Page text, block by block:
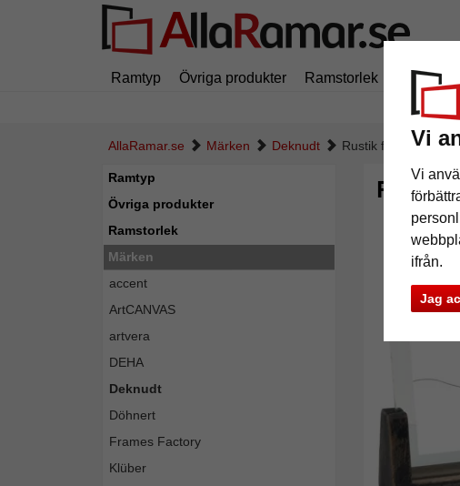
Vi
Vi
ifrån.
Jag
Ramtyp Övriga produkter Ramstorlek Märken
AllaRamar.se Märken Deknudt Rustik fotohållare
Ramtyp
Övriga produkter
Ramstorlek
Märken
accent
ArtCANVAS
artvera
DEHA
Deknudt
Döhnert
Frames Factory
Klüber
Rustik